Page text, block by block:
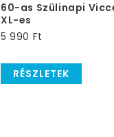
60-as Szülinapi
XL-es
5 990 Ft
RÉSZLETEK